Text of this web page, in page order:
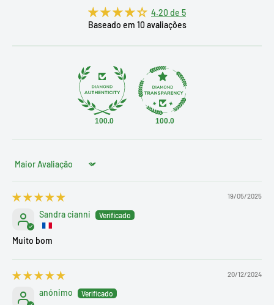
4.20 de 5
Baseado em 10 avaliações
100.0 100.0
Sort by
19/05/2025
Sandra cianni
Muito bom
20/12/2024
anónimo